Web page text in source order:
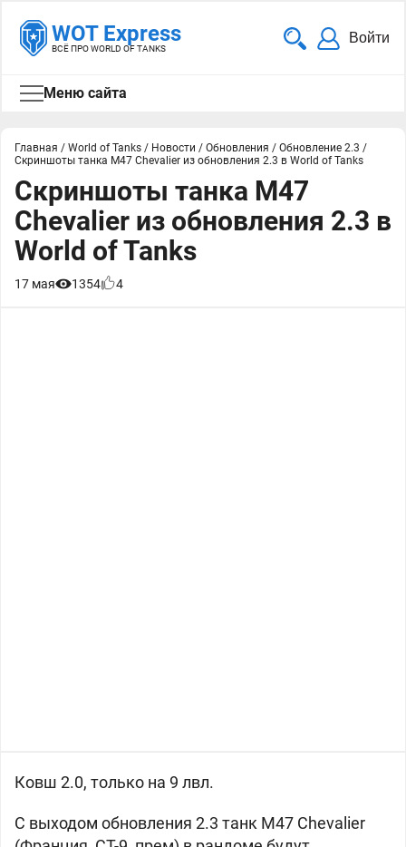
WOT Express
ВСЁ ПРО WORLD OF TANKS
Войти
Меню сайта
Главная / World of Tanks / Новости / Обновления / Обновление 2.3 /
Скриншоты танка M47 Chevalier из обновления 2.3 в World of Tanks
Скриншоты танка M47
Chevalier из обновления 2.3 в
World of Tanks
17 мая 1354 4
Ковш 2.0, только на 9 лвл.
С выходом обновления 2.3 танк M47 Chevalier